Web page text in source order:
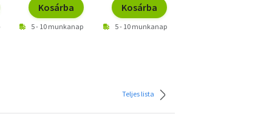
Kosárba
5 - 10 munkanap
Kosárba
5 - 10 munkanap
Teljes lista